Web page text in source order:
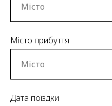
Місто прибуття
Дата поїздки